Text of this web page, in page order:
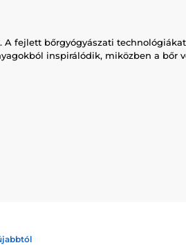
fejlett bőrgyógyászati
inspirálódik, miközben a bőr